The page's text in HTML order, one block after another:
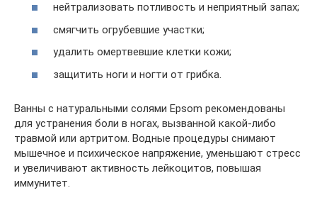
нейтрализовать потливость и неприятный запах;
смягчить огрубевшие участки;
удалить омертвевшие клетки кожи;
защитить ноги и ногти от грибка.
Ванны с натуральными солями Epsom рекомендованы
для устранения боли в ногах, вызванной какой-либо
травмой или артритом. Водные процедуры снимают
мышечное и психическое напряжение, уменьшают стресс
и увеличивают активность лейкоцитов, повышая
иммунитет.